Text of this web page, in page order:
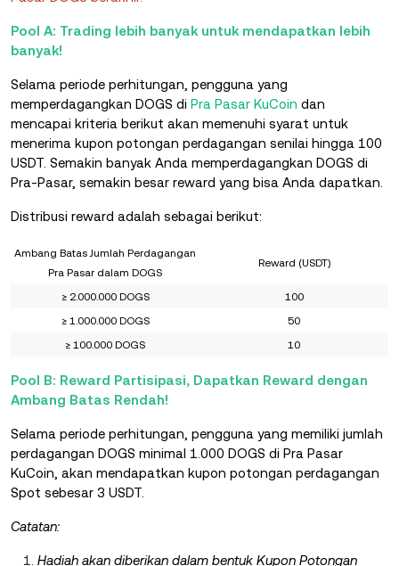
Pool A: Trading lebih banyak untuk mendapatkan lebih
banyak!
Selama periode perhitungan, pengguna yang
memperdagangkan DOGS di Pra Pasar KuCoin dan
mencapai kriteria berikut akan memenuhi syarat untuk
menerima kupon potongan perdagangan senilai hingga 100
USDT. Semakin banyak Anda memperdagangkan DOGS di
Pra-Pasar, semakin besar reward yang bisa Anda dapatkan.
Distribusi reward adalah sebagai berikut:
Ambang Batas Jumlah Perdagangan
Pra Pasar dalam DOGS
Reward (USDT)
≥ 2.000.000 DOGS
100
≥ 1.000.000 DOGS
50
≥ 100.000 DOGS
10
Pool B: Reward Partisipasi, Dapatkan Reward dengan
Ambang Batas Rendah!
Selama periode perhitungan, pengguna yang memiliki jumlah
perdagangan DOGS minimal 1.000 DOGS di Pra Pasar
KuCoin, akan mendapatkan kupon potongan perdagangan
Spot sebesar 3 USDT.
Catatan:
Hadiah akan diberikan dalam bentuk Kupon Potongan